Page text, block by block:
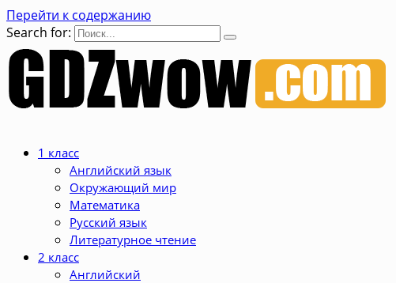
Перейти к содержанию
Search for:
1 класс
Английский язык
Окружающий мир
Математика
Русский язык
Литературное чтение
2 класс
Английский